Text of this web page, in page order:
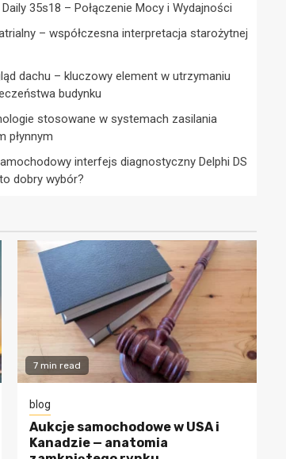
35s18 – Połączenie Mocy i Wydajności
– współczesna interpretacja starożytnej
dachu – kluczowy element w utrzymaniu
budynku
stosowane w systemach zasilania
płynnym
interfejs diagnostyczny Delphi DS
dobry wybór?
7 min read
blog
Aukcje samochodowe w USA i
Kanadzie — anatomia